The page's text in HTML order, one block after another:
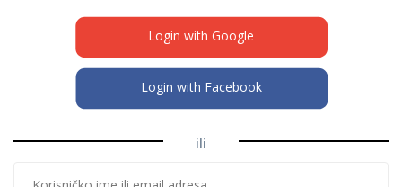
Login with Google
Login with Facebook
ili